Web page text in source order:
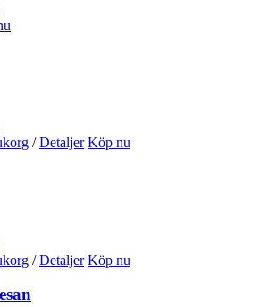
/ Detaljer Köp nu
/ Detaljer Köp nu